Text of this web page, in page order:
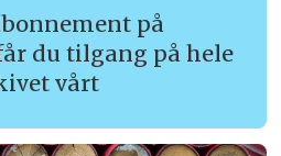
på
du tilgang på hele
vårt